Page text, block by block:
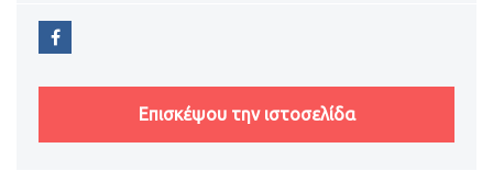
Επισκέψου την ιστοσελίδα